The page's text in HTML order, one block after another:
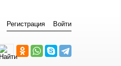
Регистрация Войти